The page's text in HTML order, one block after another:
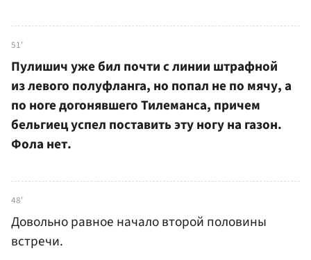
51'
Пулишич уже бил почти с линии штрафной
из левого полуфланга, но попал не по мячу, а
по ноге догонявшего Тилеманса, причем
бельгиец успел поставить эту ногу на газон.
Фола нет.
48'
Довольно равное начало второй половины
встречи.